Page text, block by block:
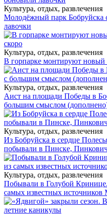
Культура, отдых, развлечения
Молодёжный парк Бобруйска
лавочки
Культура, отдых, развлечения
В горпарке монтируют новый
Культура, отдых, развлечения
Аист на площади Победы в
большим смыслом
Культура, отдых, развлечения
Из Бобруйска в сердце
побывали в Пинске,
Культура, отдых, развлечения
Побывали в Голубой
самых известных